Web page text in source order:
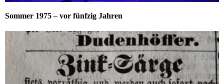
Sommer 1975 – vor fünfzig Jahren